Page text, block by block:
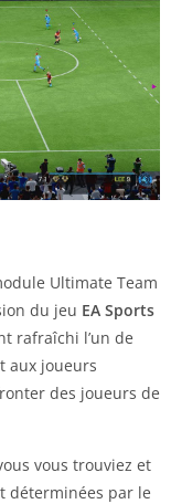
Ultimate Team
du jeu EA Sports
rafraîchi l’un de
aux joueurs
des joueurs de
vous trouviez et
déterminées par le